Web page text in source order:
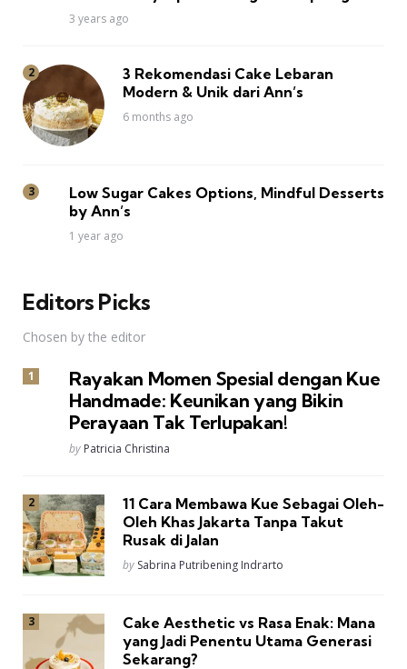
3 years ago
3 Rekomendasi Cake Lebaran
Modern & Unik dari Ann’s
6 months ago
Low Sugar Cakes Options, Mindful Desserts
by Ann’s
1 year ago
Editors Picks
Chosen by the editor
Rayakan Momen Spesial dengan Kue
Handmade: Keunikan yang Bikin
Perayaan Tak Terlupakan!
Posted
by Patricia Christina
11 Cara Membawa Kue Sebagai Oleh-
Oleh Khas Jakarta Tanpa Takut
Rusak di Jalan
Posted
by Sabrina Putribening Indrarto
Cake Aesthetic vs Rasa Enak: Mana
yang Jadi Penentu Utama Generasi
Sekarang?